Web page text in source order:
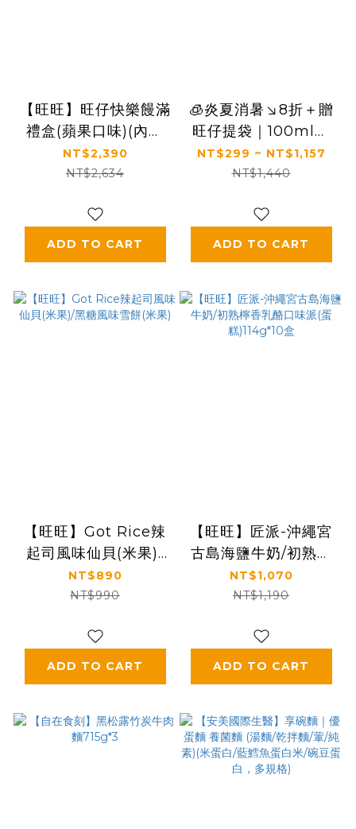
【旺旺】旺仔快樂饅滿
禮盒(蘋果口味)(內含
仿真造型撲滿乙
個)160g*6盒
NT$2,390
NT$2,634
ADD TO CART
🧊炎夏消暑↘8折＋贈
旺仔提袋｜100ml含
3.2g優質蛋白質｜
【旺旺】旺仔牛奶(保
(125mlx24入)
NT$299 ~ NT$1,157
NT$1,440
ADD TO CART
【旺旺】Got Rice辣
起司風味仙貝(米果)/
黑糖風味雪餅(米果)
NT$890
NT$990
ADD TO CART
【旺旺】匠派-沖繩宮
古島海鹽牛奶/初熟檸
香乳酪口味派(蛋
糕)114g*10盒
NT$1,070
NT$1,190
ADD TO CART